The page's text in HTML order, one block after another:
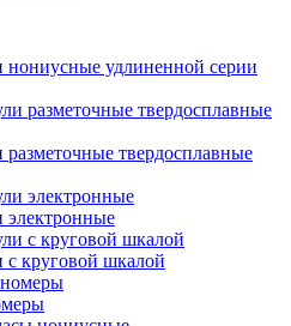
удлиненной серии
твердосплавные
круговой шкалой